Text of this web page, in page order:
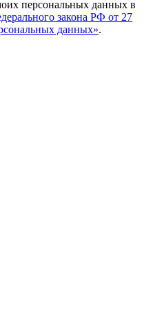
персональных данных в
закона РФ от 27
данных».